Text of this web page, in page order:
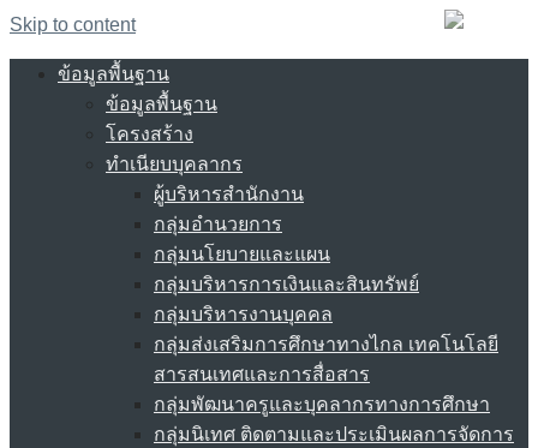
Skip to content
ข้อมูลพื้นฐาน
ข้อมูลพื้นฐาน
โครงสร้าง
ทำเนียบบุคลากร
ผู้บริหารสำนักงาน
กลุ่มอำนวยการ
กลุ่มนโยบายและแผน
กลุ่มบริหารการเงินและสินทรัพย์
กลุ่มบริหารงานบุคคล
กลุ่มส่งเสริมการศึกษาทางไกล เทคโนโลยี
สารสนเทศและการสื่อสาร
กลุ่มพัฒนาครูและบุคลากรทางการศึกษา
กลุ่มนิเทศ ติดตามและประเมินผลการจัดการ